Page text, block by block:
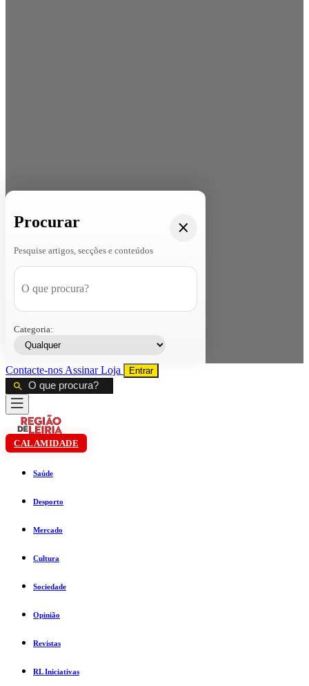
Procurar
Pesquise artigos, secções e conteúdos
Categoria:
Contacte-nos AssinarLoja Entrar
CALAMIDADE
Saúde
Desporto
Mercado
Cultura
Sociedade
Opinião
Revistas
RL Iniciativas